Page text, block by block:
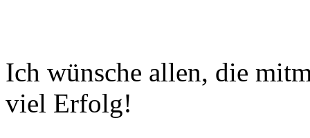
Ich wünsche allen, die
viel Erfolg!